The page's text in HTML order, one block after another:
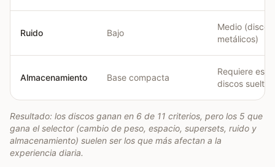
Ruido Bajo
Medio (discos
metálicos)
Almacenamiento Base compacta
Requiere
discos sueltos
Resultado: los discos ganan en 6 de 11 criterios, pero los 5 que
gana el selector (cambio de peso, espacio, supersets, ruido y
almacenamiento) suelen ser los que más afectan a la
experiencia diaria.